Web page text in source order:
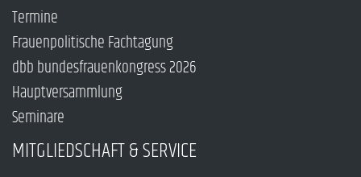
Termine
Frauenpolitische Fachtagung
dbb bundesfrauenkongress 2026
Hauptversammlung
Seminare
MITGLIEDSCHAFT & SERVICE